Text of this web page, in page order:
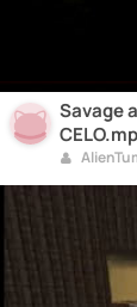
Savage